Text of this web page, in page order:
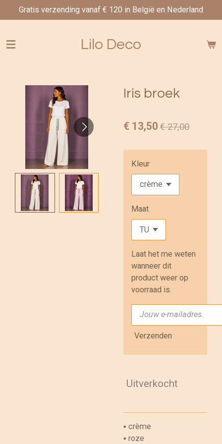
direct
de
Gratis verzending vanaf € 120 in België en Nederland
Lilo Deco
Iris broek
€ 13,50 € 27,00
Kleur
Maat
Laat het me weten
wanneer dit
product weer op
voorraad is.
Verzenden
Uitverkocht
▪︎ crème
▪︎ roze